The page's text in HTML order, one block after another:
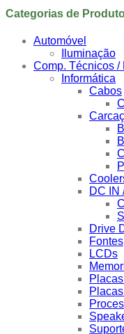
Categorias de
Automóvel
Iluminação
Comp. Técnicos /
Informática
Cabos
DC IN
Drive
Fontes
LCDs